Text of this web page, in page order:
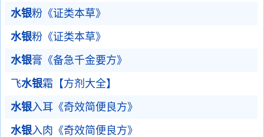
水银粉《证类本草》
水银粉《证类本草》
水银膏《备急千金要方》
飞水银霜【方剂大全】
水银入耳《奇效简便良方》
水银入肉《奇效简便良方》